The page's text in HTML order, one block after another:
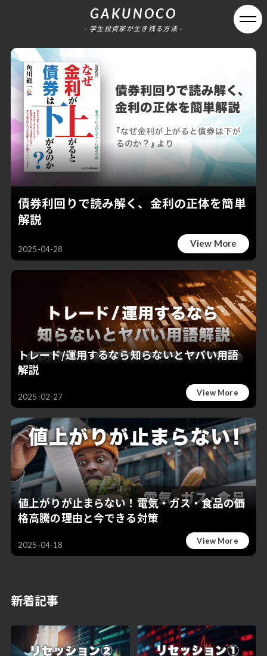
GAKUNOCO
- 学生投資家が生き残る方法 -
債券利回りで読み解く、金利の正体を簡単
解説
2025-04-28
View More
トレード/運用するなら知らないとヤバい用語
解説
2025-02-27 View More
値上がりが止まらない！電気・ガス・食品の価
格高騰の理由と今できる対策
2025-04-18 View More
新着記事